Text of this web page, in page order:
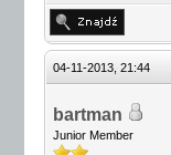
04-11-2013, 21:44
bartman
Junior Member